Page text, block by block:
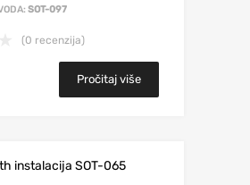
SOT-097
(0 recenzija)
Pročitaj više